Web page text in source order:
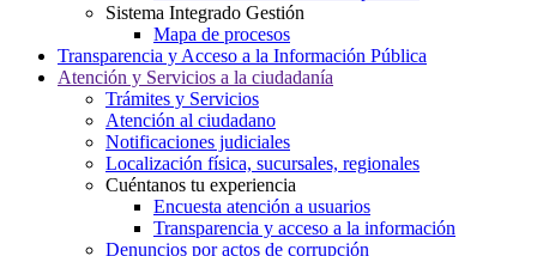
Sistema Integrado Gestión
Mapa de procesos
Transparencia y Acceso a la Información Pública
Atención y Servicios a la ciudadanía
Trámites y Servicios
Atención al ciudadano
Notificaciones judiciales
Localización física, sucursales, regionales
Cuéntanos tu experiencia
Encuesta atención a usuarios
Transparencia y acceso a la información
Denuncios por actos de corrupción